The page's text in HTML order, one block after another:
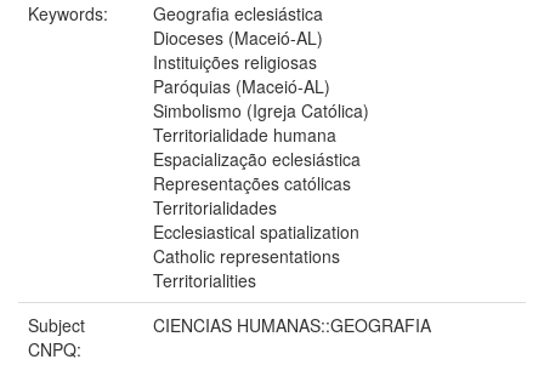
Keywords:
Geografia eclesiástica
Dioceses (Maceió-AL)
Instituições religiosas
Paróquias (Maceió-AL)
Simbolismo (Igreja Católica)
Territorialidade humana
Espacialização eclesiástica
Representações católicas
Territorialidades
Ecclesiastical spatialization
Catholic representations
Territorialities
Subject
CNPQ:
CIENCIAS HUMANAS::GEOGRAFIA